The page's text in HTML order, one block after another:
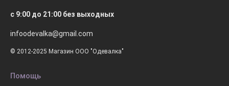
с 9:00 до 21:00 без выходных
infoodevalka@gmail.com
© 2012-2025 Магазин ООО "Одевалка"
Помощь